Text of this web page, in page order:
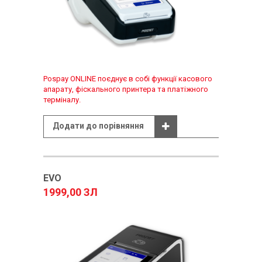
Pospay ONLINE поєднує в собі функції касового
апарату, фіскального принтера та платіжного
терміналу.
Додати до порівняння
EVO
1999,00 ЗЛ